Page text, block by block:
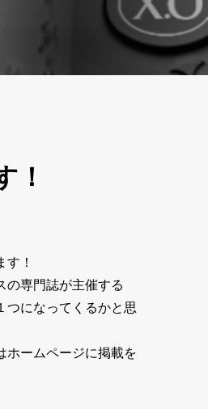
！
！
の専門誌が主催する
つになってくるかと思
ホームページに掲載を